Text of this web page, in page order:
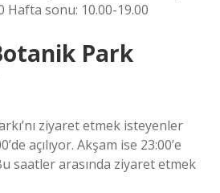
Hafta sonu: 10.00-19.00
Park
ziyaret etmek isteyenler
açılıyor. Akşam ise 23:00’e
saatler arasında ziyaret etmek